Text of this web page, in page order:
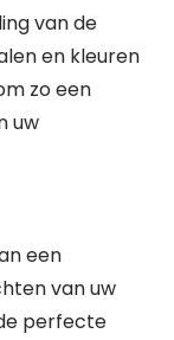
van de
en kleuren
zo een
uw
een
van uw
perfecte